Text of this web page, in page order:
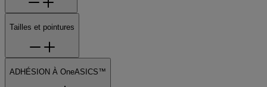
Tailles et pointures
ADHÉSION À OneASICS™